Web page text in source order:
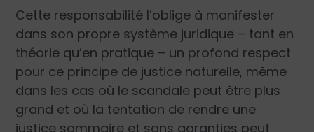
Cette responsabilité l’oblige à manifester
dans son propre système juridique – tant en
théorie qu’en pratique – un profond respect
pour ce principe de justice naturelle, même
dans les cas où le scandale peut être plus
grand et où la tentation de rendre une
justice sommaire et sans garanties peut